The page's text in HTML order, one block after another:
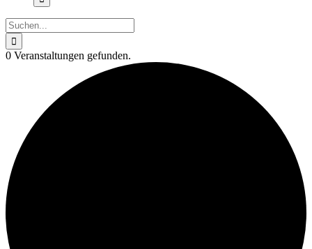
Suche
nach:
0 Veranstaltungen gefunden.